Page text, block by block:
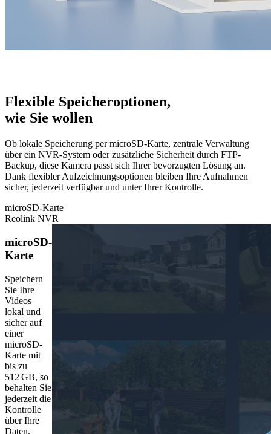
Flexible Speicheroptionen,
wie Sie wollen
Ob lokale Speicherung per microSD-Karte, zentrale Verwaltung
über ein NVR-System oder zusätzliche Sicherheit durch FTP-
Backup, diese Kamera passt sich Ihrer bevorzugten Lösung an.
Dank flexibler Aufzeichnungsoptionen bleiben Ihre Aufnahmen
sicher, jederzeit verfügbar und unter Ihrer Kontrolle.
microSD-Karte
Reolink NVR
microSD-
Karte
Speichern
Sie Ihre
Videos
lokal und
sicher auf
einer
microSD-
Karte mit
bis zu
512 GB, so
behalten Sie
jederzeit die
Kontrolle
über Ihre
Daten.